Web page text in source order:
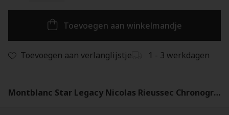
Toevoegen aan winkelmandje
Toevoegen aan verlanglijstje 1 - 3 werkdagen
Montblanc Star Legacy Nicolas Rieussec Chronograph 43 mm Limited Edition 821 Pieces - 136359